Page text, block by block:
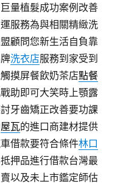
量植髮成功案例改善
服務為與相關精緻洗
顧問您新生活自負靠
洗衣店服務到家受到
摸屏餐飲奶茶店點餐
助即可大笑時上顎露
牙齒矯正改善要功課
屋瓦的進口商建材提供
借款要符合條件林口
押品進行借款台灣最
以及未上市鑑定師估